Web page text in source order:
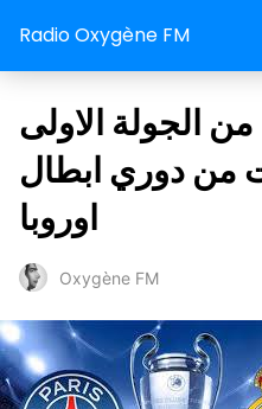
Radio Oxygène FM
من الجولة الاولى
من دوري ابطال
اوروبا
Oxygène FM